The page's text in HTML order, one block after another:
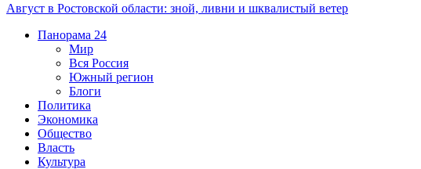
Август в Ростовской области: зной, ливни и шквалистый ветер
Панорама 24
Мир
Вся Россия
Южный регион
Блоги
Политика
Экономика
Общество
Власть
Культура